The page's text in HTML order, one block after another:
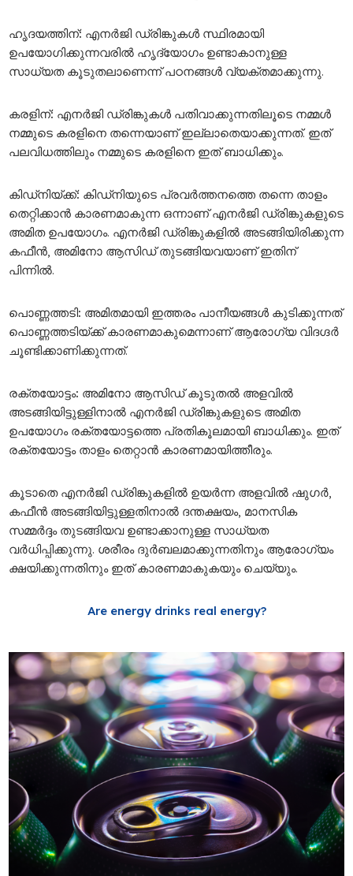
ഹൃദയത്തിന്: എനര്‍ജി ഡ്രിങ്കുകള്‍ സ്ഥിരമായി
ഉപയോഗിക്കുന്നവരില്‍ ഹൃദ്യോഗം ഉണ്ടാകാനുള്ള
സാധ്യത കൂടുതലാണെന്ന് പഠനങ്ങള്‍ വ്യക്തമാക്കുന്നു.
കരളിന്: എനര്‍ജി ഡ്രിങ്കുകള്‍ പതിവാക്കുന്നതിലൂടെ നമ്മള്‍
നമ്മുടെ കരളിനെ തന്നെയാണ് ഇല്ലാതെയാക്കുന്നത്. ഇത്
പലവിധത്തിലും നമ്മുടെ കരളിനെ ഇത്‌ ബാധിക്കും.
കിഡ്നിയ്ക്ക്: കിഡ്‌നിയുടെ പ്രവര്‍ത്തനത്തെ തന്നെ താളം
തെറ്റിക്കാന്‍ കാരണമാകുന്ന ഒന്നാണ് എനര്‍ജി ഡ്രിങ്കുകളുടെ
അമിത ഉപയോഗം. എനര്‍ജി ഡ്രിങ്കുകളില്‍ അടങ്ങിയിരിക്കുന്ന
കഫീന്‍, അമിനോ ആസിഡ് തുടങ്ങിയവയാണ് ഇതിന്
പിന്നില്‍.
പൊണ്ണത്തടി: അമിതമായി ഇത്തരം പാനീയങ്ങള്‍ കുടിക്കുന്നത്
പൊണ്ണത്തടിയ്ക്ക് കാരണമാകുമെന്നാണ് ആരോഗ്യ വിദഗ്ദര്‍
ചൂണ്ടിക്കാണിക്കുന്നത്.
രക്തയോട്ടം: അമിനോ ആസിഡ് കൂടുതല്‍ അളവില്‍
അടങ്ങിയിട്ടുള്ളിനാല്‍ എനര്‍ജി ഡ്രിങ്കുകളുടെ അമിത
ഉപയോഗം രക്തയോട്ടത്തെ പ്രതികൂലമായി ബാധിക്കും. ഇത്
രക്തയോട്ടം താളം തെറ്റാന്‍ കാരണമായിത്തീരും.
കൂടാതെ എനര്‍ജി ഡ്രിങ്കുകളില്‍ ഉയര്‍ന്ന അളവില്‍ ഷുഗര്‍,
കഫീന്‍ അടങ്ങിയിട്ടുള്ളതിനാല്‍ ദന്തക്ഷയം, മാനസിക
സമ്മര്‍ദ്ദം തുടങ്ങിയവ ഉണ്ടാക്കാനുള്ള സാധ്യത
വര്‍ധിപ്പിക്കുന്നു. ശരീരം ദുര്‍ബലമാക്കുന്നതിനും ആരോഗ്യം
ക്ഷയിക്കുന്നതിനും ഇത് കാരണമാകുകയും ചെയ്യും.
Are energy drinks real energy?